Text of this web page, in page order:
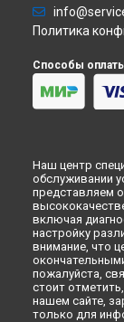
Челнах
Ремонт
Политика
Способы
Наш центр
обслуживании
представляем
включая
настройку
внимание, что
пожалуйста,
стоит
нашем сайте,
только для